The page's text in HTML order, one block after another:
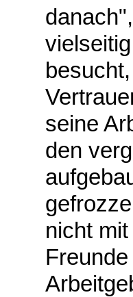
seine
den
nicht